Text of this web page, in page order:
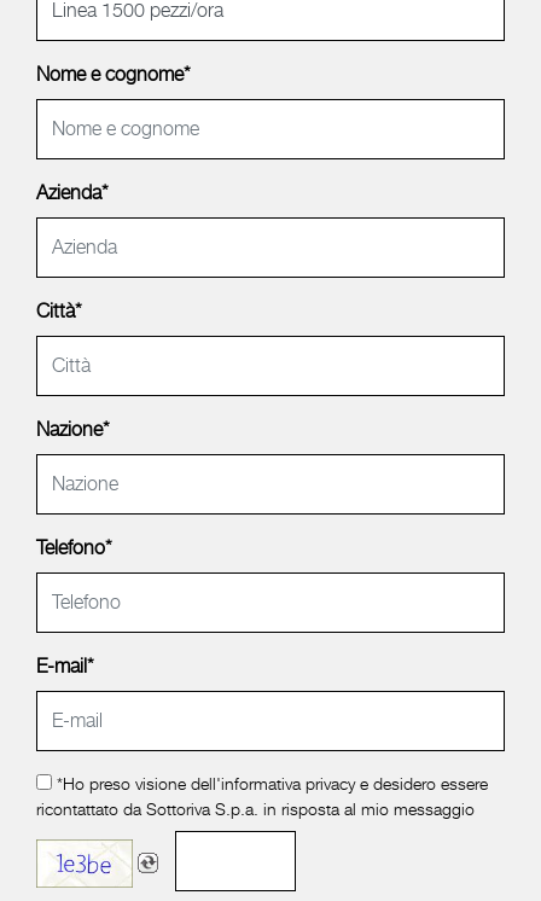
Nome e cognome*
Azienda*
Città*
Nazione*
Telefono*
E-mail*
*Ho preso visione dell'informativa privacye desidero essere
ricontattato da Sottoriva S.p.a. in risposta al mio messaggio